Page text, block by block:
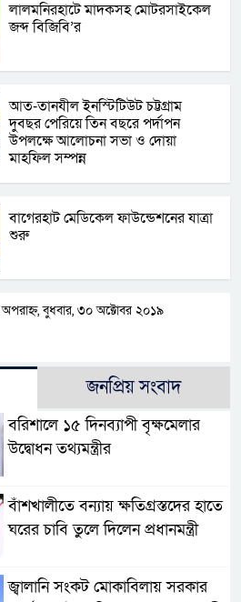
লালমনিরহাটে মাদকসহ মোটরসাইকেল
জব্দ বিজিবি’র
আত-তানযীল ইনস্টিটিউট চট্টগ্রাম
দুবছর পেরিয়ে তিন বছরে পর্দাপন
উপলক্ষে আলোচনা সভা ও দোয়া
মাহফিল সম্পন্ন
বাগেরহাট মেডিকেল ফাউন্ডেশনের যাত্রা
শুরু
বুধবার, ৩০ অক্টোবর ২০১৯
জনপ্রিয় সংবাদ
বরিশালে ১৫ দিনব্যাপী বৃক্ষমেলার
উদ্বোধন তথ্যমন্ত্রীর
বাঁশখালীতে বন্যায় ক্ষতিগ্রস্তদের হাতে
ঘরের চাবি তুলে দিলেন প্রধানমন্ত্রী
জ্বালানি সংকট মোকাবিলায় সরকার